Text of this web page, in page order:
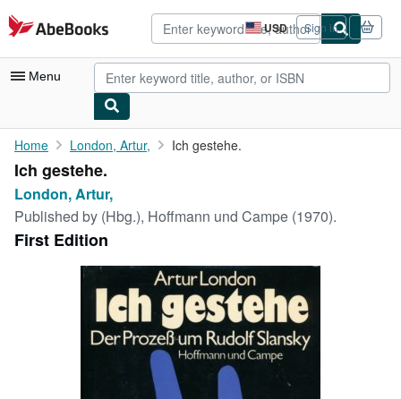
Skip to main content
AbeBooks.com USD
Site
shopping
preferences
Sign in
Menu
My Account
My Purchases
Advanced Search
Browse Collections
Rare Books
Art & Collectibles
Home London, Artur, Ich gestehe.
Ich gestehe.
London, Artur,
Published by (Hbg.), Hoffmann und Campe (1970).
First Edition